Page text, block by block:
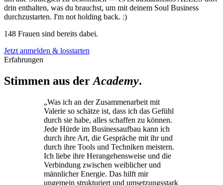
drin enthalten, was du brauchst, um mit deinem Soul Business
durchzustarten. I'm not holding back. :)
148 Frauen sind bereits dabei.
Jetzt anmelden & losstarten
Erfahrungen
Stimmen aus derAcademy.
„Was ich an der Zusammenarbeit mit
Valerie so schätze ist, dass ich das Gefühl
durch sie habe, alles schaffen zu können.
Jede Hürde im Businessaufbau kann ich
durch ihre Art, die Gespräche mit ihr und
durch ihre Tools und Techniken meistern.
Ich liebe ihre Herangehensweise und die
Verbindung zwischen weiblicher und
männlicher Energie. Das hilft mir
ungemein strukturiert und umsetzungsstark